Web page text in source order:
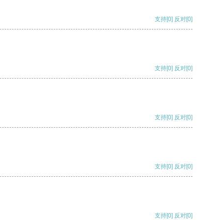
支持[0] 反对[0]
支持[0] 反对[0]
支持[0] 反对[0]
支持[0] 反对[0]
支持[0] 反对[0]